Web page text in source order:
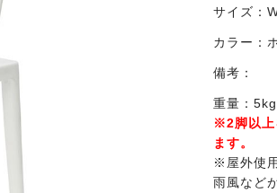
サイズ：
カラー：
備考：
重量：5kg
※2脚以上
ます。
※屋外使
雨風など